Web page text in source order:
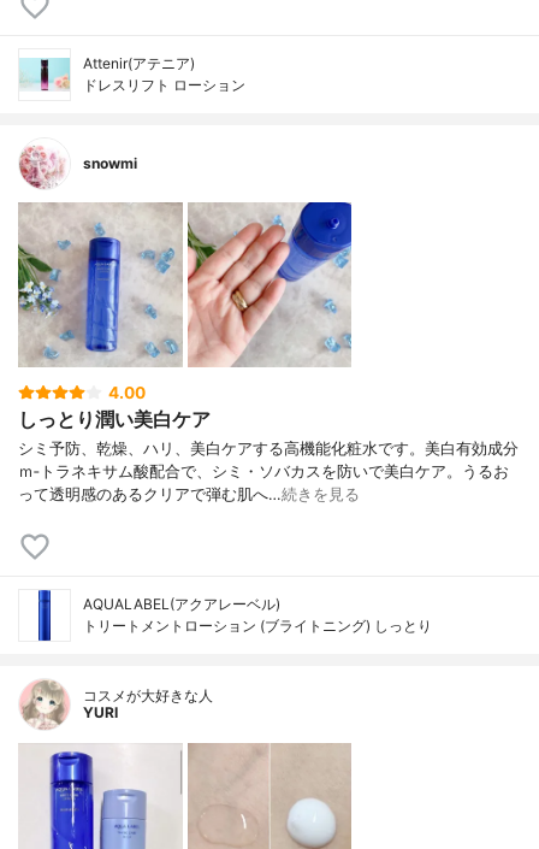
Attenir(アテニア)
ドレスリフト ローション
snowmi
4.00
しっとり潤い美白ケア
シミ予防、乾燥、ハリ、美白ケアする高機能化粧水です。美白有効成分
ｍ‐トラネキサム酸配合で、シミ・ソバカスを防いで美白ケア。うるお
って透明感のあるクリアで弾む肌へ…続きを見る
AQUALABEL(アクアレーベル)
トリートメントローション (ブライトニング) しっとり
コスメが大好きな人
YURI